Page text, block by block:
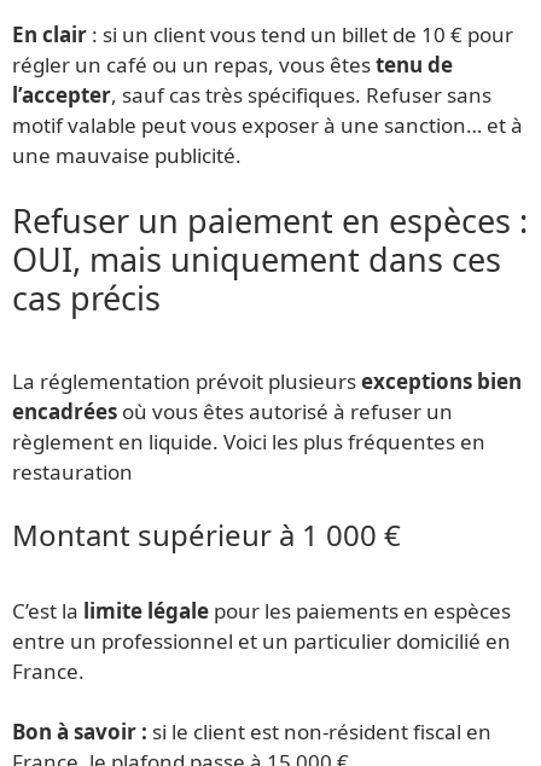
En clair : si un client vous tend un billet de 10 € pour
régler un café ou un repas, vous êtestenu de
l’accepter, sauf cas très spécifiques. Refuser sans
motif valable peut vous exposer à une sanction… et à
une mauvaise publicité.
Refuser un paiement en espèces :
OUI, mais uniquement dans ces
cas précis
La réglementation prévoit plusieursexceptions bien
encadrées où vous êtes autorisé à refuser un
règlement en liquide. Voici les plus fréquentes en
restauration
Montant supérieur à 1 000 €
C’est la limite légale pour les paiements en espèces
entre un professionnel et un particulier domicilié en
France.
Bon à savoir : si le client est non-résident fiscal en